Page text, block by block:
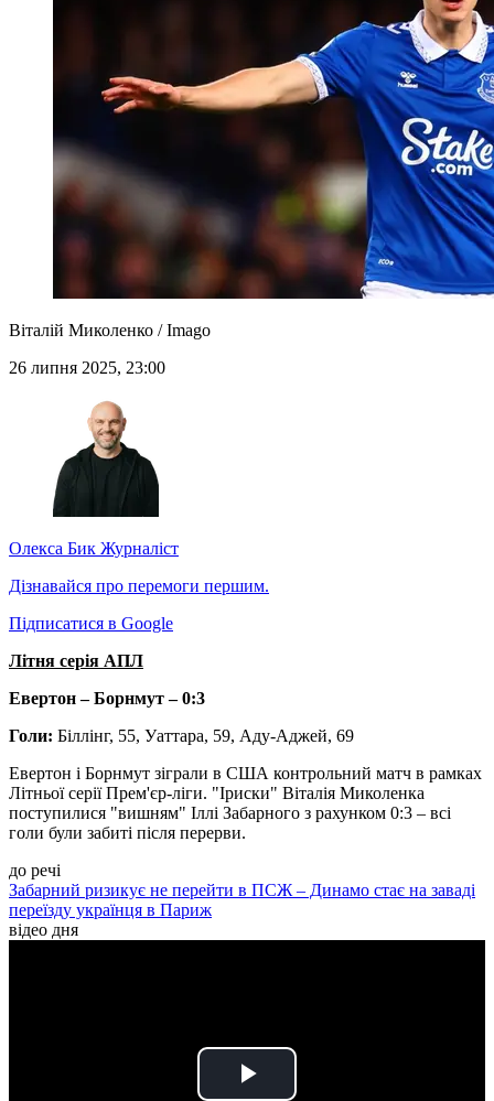
Віталій Миколенко / Imago
26 липня 2025, 23:00
Олекса Бик Журналіст
Дізнавайся про перемоги першим.
Підписатися в Google
Літня серія АПЛ
Евертон – Борнмут – 0:3
Голи: Біллінг, 55, Уаттара, 59, Аду-Аджей, 69
Евертон і Борнмут зіграли в США контрольний матч в рамках
Літньої серії Прем'єр-ліги. "Іриски" Віталія Миколенка
поступилися "вишням" Іллі Забарного з рахунком 0:3 – всі
голи були забиті після перерви.
до речі
Забарний ризикує не перейти в ПСЖ – Динамо стає на заваді
переїзду українця в Париж
відео дня